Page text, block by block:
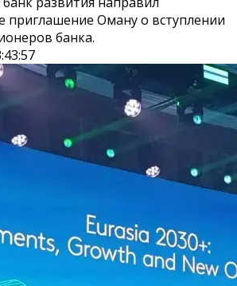
приглашение Оману о вступлении
банка.